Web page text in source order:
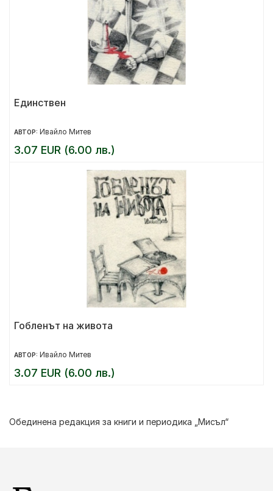
Единствен
АВТОР: Ивайло Митев
3.07 EUR (6.00 лв.)
Гобленът на живота
АВТОР: Ивайло Митев
3.07 EUR (6.00 лв.)
Обединена редакция за книги и периодика „Мисъл“